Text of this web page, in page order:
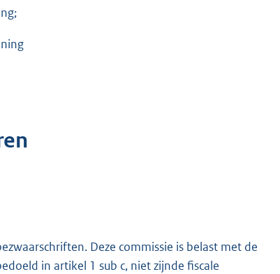
Deze commissie is belast met de
in artikel 1 sub c, niet zijnde fiscale